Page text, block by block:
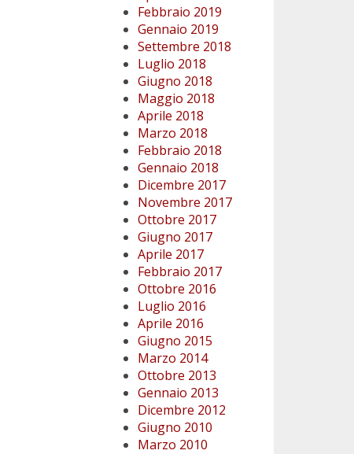
Febbraio 2019
Gennaio 2019
Settembre 2018
Luglio 2018
Giugno 2018
Maggio 2018
Aprile 2018
Marzo 2018
Febbraio 2018
Gennaio 2018
Dicembre 2017
Novembre 2017
Ottobre 2017
Giugno 2017
Aprile 2017
Febbraio 2017
Ottobre 2016
Luglio 2016
Aprile 2016
Giugno 2015
Marzo 2014
Ottobre 2013
Gennaio 2013
Dicembre 2012
Giugno 2010
Marzo 2010